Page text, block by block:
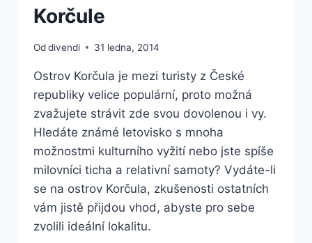
Korčule
Oddivendi 31 ledna, 2014
Ostrov Korčula je mezi turisty z České
republiky velice populární, proto možná
zvažujete strávit zde svou dovolenou i vy.
Hledáte známé letovisko s mnoha
možnostmi kulturního vyžití nebo jste spíše
milovníci ticha a relativní samoty? Vydáte-li
se na ostrov Korčula, zkušenosti ostatních
vám jistě přijdou vhod, abyste pro sebe
zvolili ideální lokalitu.